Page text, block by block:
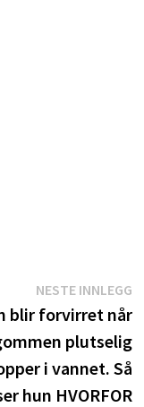
NESTE INNLEGG
blir forvirret når
plutselig
i vannet. Så
hun HVORFOR